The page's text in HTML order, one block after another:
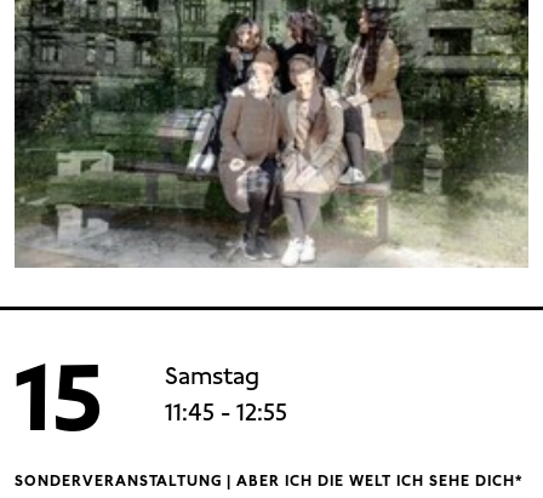
15
Samstag
11:45 - 12:55
SONDERVERANSTALTUNG | ABER ICH DIE WELT ICH SEHE DICH*